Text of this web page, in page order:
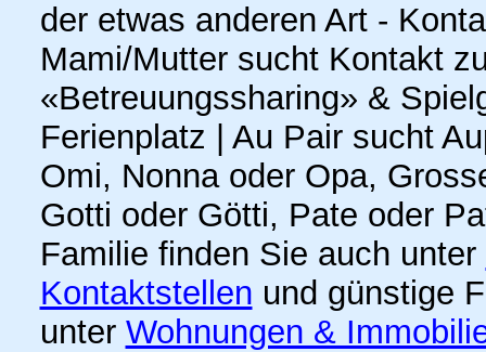
der etwas anderen Art -
Mami/Mutter sucht Kontakt
«Betreuungssharing» &
Ferienplatz | Au Pair sucht
Omi, Nonna oder Opa,
Gotti oder Götti, Pate oder
Familie finden Sie auch unter
Kontaktstellen und günstige
unter Wohnungen &